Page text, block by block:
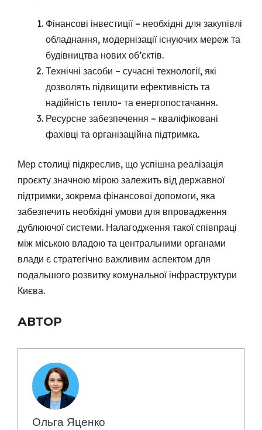
Фінансові інвестиції – необхідні для закупівлі
обладнання, модернізації існуючих мереж та
будівництва нових об’єктів.
Технічні засоби – сучасні технології, які
дозволять підвищити ефективність та
надійність тепло- та енергопостачання.
Ресурсне забезпечення – кваліфіковані
фахівці та організаційна підтримка.
Мер столиці підкреслив, що успішна реалізація
проєкту значною мірою залежить від державної
підтримки, зокрема фінансової допомоги, яка
забезпечить необхідні умови для впровадження
дублюючої системи. Налагодження такої співпраці
між міською владою та центральними органами
влади є стратегічно важливим аспектом для
подальшого розвитку комунальної інфраструктури
Києва.
АВТОР
Ольга Яценко